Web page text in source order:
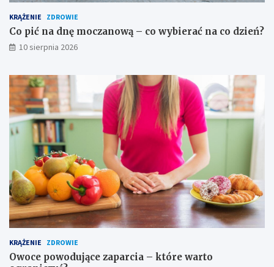
p
y
–
c
p
o
m
a
g
a
p
r
z
e
i
w
w
s
k
a
n
i
a
i
ś
r
o
d
k
KRĄŻENIE ZDROWIE
Co pić na dnę moczanową – co wybierać na co dzień?
10 sierpnia 2026
KRĄŻENIE ZDROWIE
Owoce powodujące zaparcia – które warto